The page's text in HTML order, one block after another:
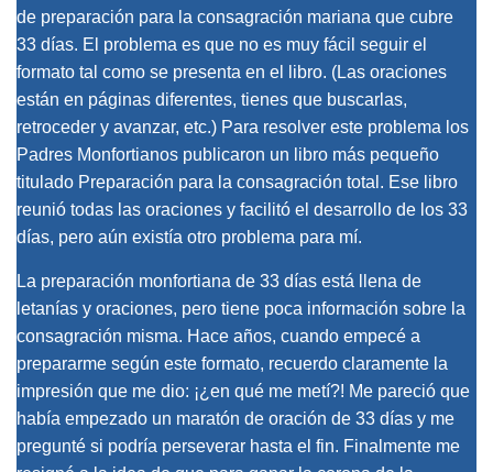
de preparación para la consagración mariana que cubre
33 días. El problema es que no es muy fácil seguir el
formato tal como se presenta en el libro. (Las oraciones
están en páginas diferentes, tienes que buscarlas,
retroceder y avanzar, etc.) Para resolver este problema los
Padres Monfortianos publicaron un libro más pequeño
titulado Preparación para la consagración total. Ese libro
reunió todas las oraciones y facilitó el desarrollo de los 33
días, pero aún existía otro problema para mí.
La preparación monfortiana de 33 días está llena de
letanías y oraciones, pero tiene poca información sobre la
consagración misma. Hace años, cuando empecé a
prepararme según este formato, recuerdo claramente la
impresión que me dio: ¡¿en qué me metí?! Me pareció que
había empezado un maratón de oración de 33 días y me
pregunté si podría perseverar hasta el fin. Finalmente me